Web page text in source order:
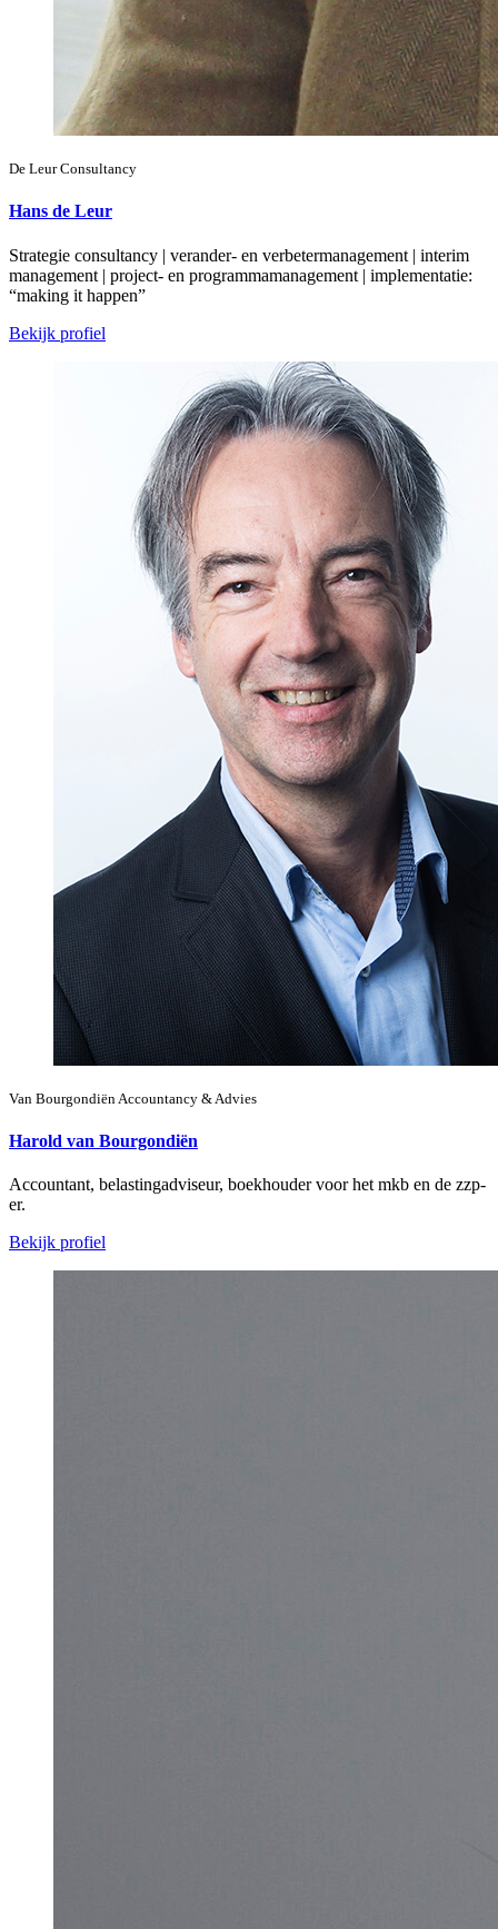
De Leur Consultancy
Hans de Leur
Strategie consultancy | verander- en verbetermanagement | interim
management | project- en programmamanagement | implementatie:
“making it happen”
Bekijk profiel
Van Bourgondiën Accountancy & Advies
Harold van Bourgondiën
Accountant, belastingadviseur, boekhouder voor het mkb en de zzp-
er.
Bekijk profiel